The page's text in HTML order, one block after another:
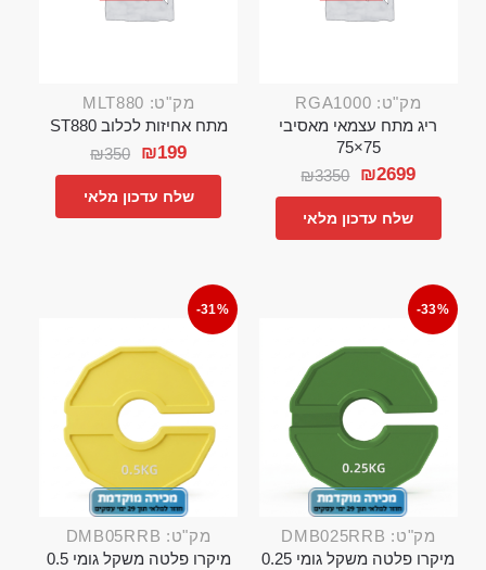
מק"ט: RGA1000
ריג מתח עצמאי מאסיבי
75×75
₪3350 ₪2699
שלח עדכון מלאי
מק"ט: MLT880
מתח אחיזות לכלוב ST880
₪350 ₪199
שלח עדכון מלאי
-33%
מק"ט: DMB025RRB
מיקרו פלטה משקל גומי 0.25
-31%
מק"ט: DMB05RRB
מיקרו פלטה משקל גומי 0.5